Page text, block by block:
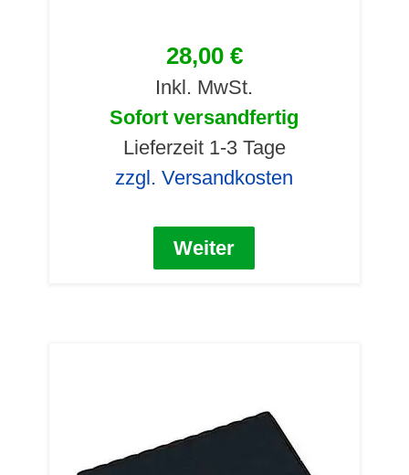
28,00 €
Inkl. MwSt.
Sofort versandfertig
Lieferzeit 1-3 Tage
zzgl. Versandkosten
Weiter